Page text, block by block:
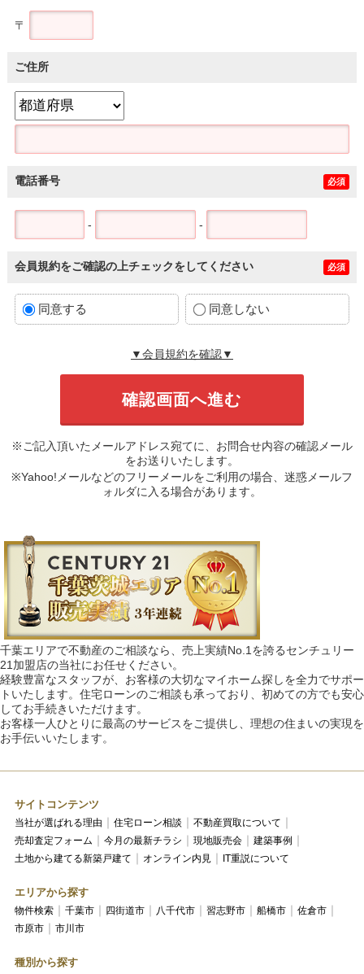
〒
ご住所
電話番号 必須
- -
会員規約をご確認の上チェックをしてください 必須
同意する 同意しない
▼会員規約を確認▼
※ご記入頂いたメールアドレス宛てに、お問合せ内容の確認メール
をお送りいたします。
※Yahoo!メールなどのフリーメールをご利用の場合、迷惑メールフ
ォルダに入る場合があります。
千葉エリアで不動産のご相談なら、売上実績No.1を誇るセンチュリー
21加盟店の当社にお任せください。
経験豊富なスタッフが、お客様の大切なマイホーム探しを全力でサポー
トいたします。住宅ローンのご相談も承っており、初めての方でも安心
してお手続きいただけます。
お客様一人ひとりに最高のサービスをご提供し、理想の住まいの実現を
お手伝いいたします。
サイトコンテンツ
当社が選ばれる理由 住宅ローン相談
不動産買取について
売却査定フォーム
今月の最新チラシ 現地販売会
建築事例
土地から建てる新築戸建て
オンライン内見 IT重説について
エリアから探す
物件検索 千葉市 四街道市 八千代市 習志野市 船橋市
佐倉市
市原市
市川市
種別から探す